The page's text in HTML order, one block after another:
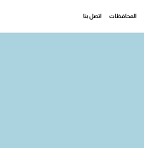
المحافظات اتصل بنا